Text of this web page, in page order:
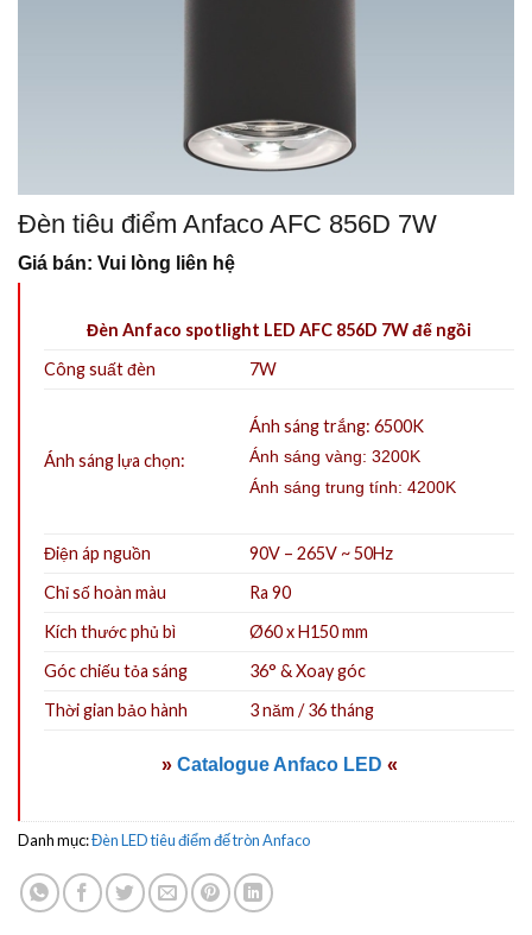
Đèn tiêu điểm Anfaco AFC 856D 7W
Giá bán: Vui lòng liên hệ
Đèn Anfaco spotlight LED AFC 856D 7W đế ngồi
Công suất đèn
7W
Ánh sáng lựa chọn:
Ánh sáng trắng: 6500K
Ánh sáng vàng: 3200K
Ánh sáng trung tính: 4200K
Điện áp nguồn
90V – 265V ~ 50Hz
Chỉ số hoàn màu
Ra 90
Kích thước phủ bì
Ø60 x H150 mm
Góc chiếu tỏa sáng
36° & Xoay góc
Thời gian bảo hành
3 năm / 36 tháng
» Catalogue Anfaco LED «
Danh mục:Đèn LED tiêu điểm đế tròn Anfaco